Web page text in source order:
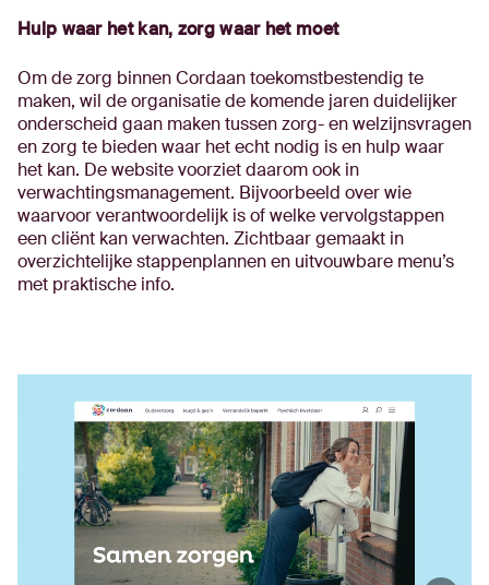
Hulp waar het kan, zorg waar het moet
Om de zorg binnen Cordaan toekomstbestendig te
maken, wil de organisatie de komende jaren duidelijker
onderscheid gaan maken tussen zorg- en welzijnsvragen
en zorg te bieden waar het echt nodig is en hulp waar
het kan. De website voorziet daarom ook in
verwachtingsmanagement. Bijvoorbeeld over wie
waarvoor verantwoordelijk is of welke vervolgstappen
een cliënt kan verwachten. Zichtbaar gemaakt in
overzichtelijke stappenplannen en uitvouwbare menu’s
met praktische info.